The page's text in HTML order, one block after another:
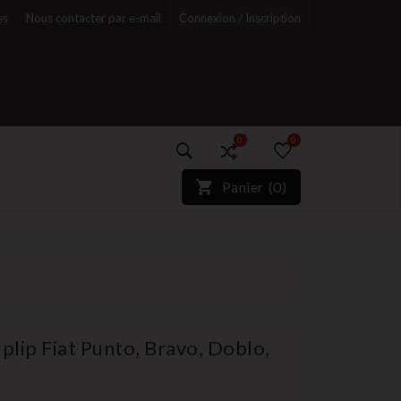
Nous contacter par e-mail Connexion / Inscription
0
)*}
0
Panier (0)
Fiat Punto, Bravo, Doblo,